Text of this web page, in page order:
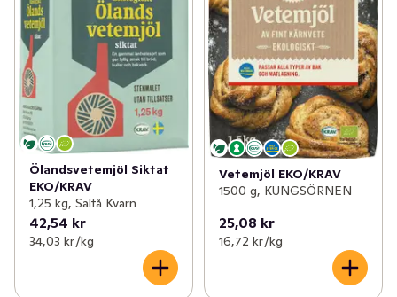
Ölandsvetemjöl Siktat
EKO/KRAV
1,25 kg, Saltå Kvarn
42,54 kr
34,03 kr /kg
Vetemjöl EKO/KRAV
1500 g, KUNGSÖRNEN
25,08 kr
16,72 kr /kg